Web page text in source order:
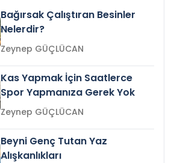
Bağırsak Çalıştıran Besinler
Nelerdir?
Zeynep GÜÇLÜCAN
Kas Yapmak İçin Saatlerce
Spor Yapmanıza Gerek Yok
Zeynep GÜÇLÜCAN
Beyni Genç Tutan Yaz
Alışkanlıkları